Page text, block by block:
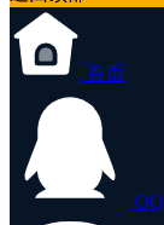
首页
QQ